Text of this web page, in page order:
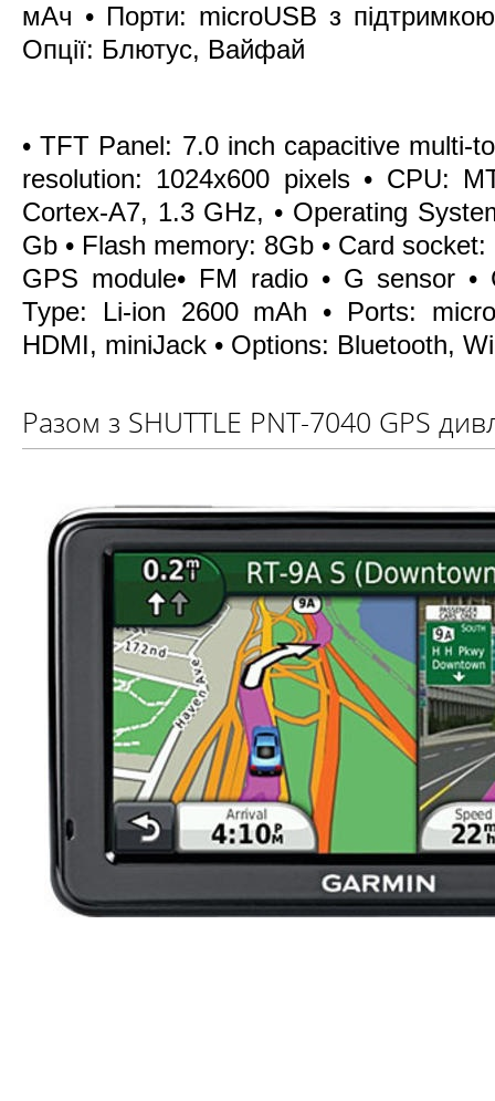
мАч • Порти: microUSB з
Опції: Блютус, Вайфай
• TFT Panel: 7.0 inch capacitive multi-
resolution: 1024x600 pixels • CPU:
Cortex-A7, 1.3 GHz, • Operating
Gb • Flash memory: 8Gb • Card
GPS module• FM radio • G sensor
Type: Li-ion 2600 mAh • Ports:
HDMI, miniJack • Options: Bluetooth,
Разом з SHUTTLE PNT-7040 GPS